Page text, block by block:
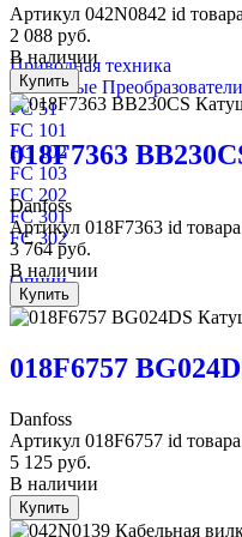
Приводная техника
Частотные Преобразователи
FC 51
FC 101
FC 102
FC 103
FC 202
FC 301
FC 302
Опции
Артикул 042N0842 id
2 088 руб.
В наличии
Купить
018F7363
Danfoss
Артикул 018F7363 id товара
3 764руб.
В наличии
Купить
018F6757
Danfoss
Артикул 018F6757 id товара
5 125 руб.
В наличии
Купить